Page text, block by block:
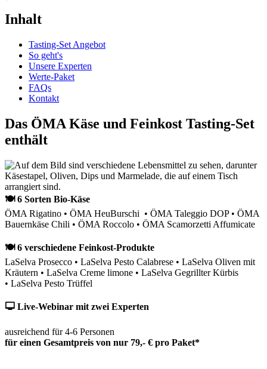
Inhalt
Tasting-Set Angebot
So geht's
Unsere Experten
Werte-Paket
FAQs
Kontakt
Das ÖMA Käse und Feinkost Tasting-Set
enthält
🍽 6 Sorten Bio-Käse
ÖMA Rigatino • ÖMA HeuBurschi • ÖMA Taleggio DOP • ÖMA
Bauernkäse Chili • ÖMA Roccolo • ÖMA Scamorzetti Affumicate
🍽 6 verschiedene Feinkost-Produkte
LaSelva Prosecco • LaSelva Pesto Calabrese • LaSelva Oliven mit
Kräutern • LaSelva Creme limone • LaSelva Gegrillter Kürbis
• LaSelva Pesto Trüffel
🖵 Live-Webinar mit zwei Experten
ausreichend für 4-6 Personen
für einen Gesamtpreis von nur 79,- € pro Paket*